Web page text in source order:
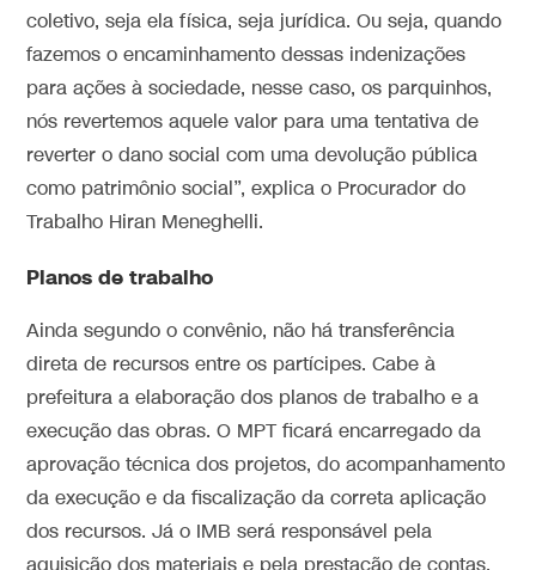
coletivo, seja ela física, seja jurídica. Ou seja, quando
fazemos o encaminhamento dessas indenizações
para ações à sociedade, nesse caso, os parquinhos,
nós revertemos aquele valor para uma tentativa de
reverter o dano social com uma devolução pública
como patrimônio social”, explica o Procurador do
Trabalho Hiran Meneghelli.
Planos de trabalho
Ainda segundo o convênio, não há transferência
direta de recursos entre os partícipes. Cabe à
prefeitura a elaboração dos planos de trabalho e a
execução das obras. O MPT ficará encarregado da
aprovação técnica dos projetos, do acompanhamento
da execução e da fiscalização da correta aplicação
dos recursos. Já o IMB será responsável pela